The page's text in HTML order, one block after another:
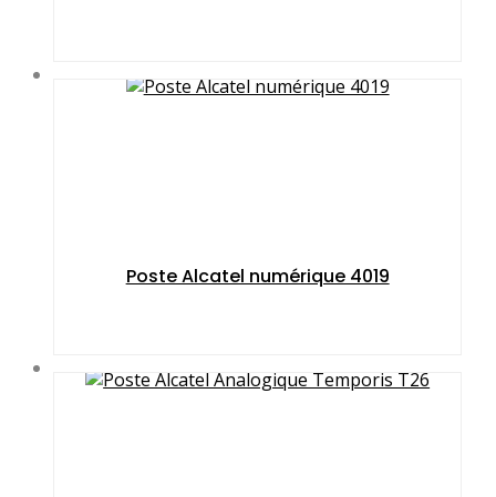
Poste Alcatel numérique 4019